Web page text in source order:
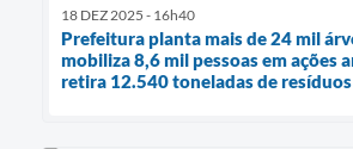
18 DEZ 2025 - 16h40
Prefeitura planta mais de 24 mil
mobiliza 8,6 mil pessoas em ações
retira 12.540 toneladas de